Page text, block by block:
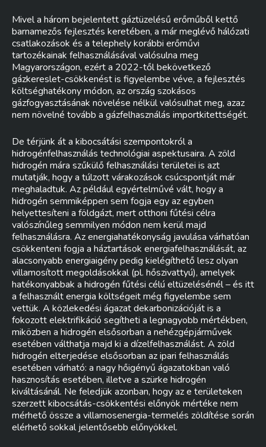
Mivel a három bejelentett gáztüzelésű erőműből kettő
barnamezős fejlesztés keretében, a már meglévő hálózati
csatlakozások és a telephely korábbi erőművi
tartozékainak felhasználásával valósulna meg
Magyarországon, ezért a 2022-től bekövetkező
gázkereslet-csökkenést is figyelembe véve, a fejlesztés
költséghatékony módon, az ország szokásos
gázfogyasztásának növelése nélkül valósulhat meg, azaz
nem növelné tovább a gázfelhasználás importkitettségét.
De térjünk át a kibocsátási szempontokról a
hidrogénfelhasználás technológiai aspektusaira. A zöld
hidrogén mára szűkülő felhasználási területei is azt
mutatják, hogy a túlzott várakozások csúcspontját már
meghaladtuk. Az például egyértelművé vált, hogy a
hidrogén semmiképpen sem fogja egy az egyben
helyettesíteni a földgázt, mert otthoni fűtési célra
valószínűleg semmilyen módon nem kerül majd
felhasználásra. Az energiahatékonyság javulása várhatóan
csökkenteni fogja a háztartások energiafelhasználását, az
alacsonyabb energiaigény pedig kielégíthető lesz olyan
villamosított megoldásokkal (pl. hőszivattyú), amelyek
hatékonyabbak a hidrogén fűtési célú eltüzelésénél – és itt
a felhasznált energia költségeit még figyelembe sem
vettük. A közlekedési ágazat dekarbonizációját is a
fokozott elektrifikáció segítheti a legnagyobb mértékben,
miközben a hidrogén elsősorban a nehézgépjárművek
esetében válthatja majd ki a dízelfelhasználást. A zöld
hidrogén elterjedése elsősorban az ipari felhasználás
esetében várható: a nagy hőigényű ágazatokban való
hasznosítás esetében, illetve a szürke hidrogén
kiváltásánál. Ne feledjük azonban, hogy az e területeken
szerzett kibocsátás-csökkentési előnyök mértéke nem
mérhető össze a villamosenergia-termelés zöldítése során
elérhető sokkal jelentősebb előnyökkel.